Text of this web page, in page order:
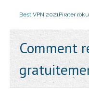
Best VPN 2021Pirater
Comment